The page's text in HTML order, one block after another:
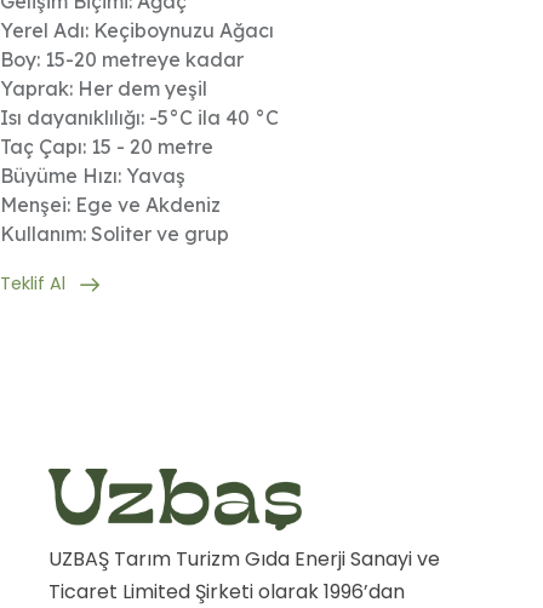
Yerel Adı: Keçiboynuzu Ağacı
Boy: 15-20 metreye kadar
Yaprak: Her dem yeşil
Isı dayanıklılığı: -5°C ila 40 °C
Taç Çapı: 15 - 20 metre
Büyüme Hızı: Yavaş
Menşei: Ege ve Akdeniz
Kullanım: Soliter ve grup
Teklif Al
UZBAŞ Tarım Turizm Gıda Enerji Sanayi ve
Ticaret Limited Şirketi olarak 1996’dan